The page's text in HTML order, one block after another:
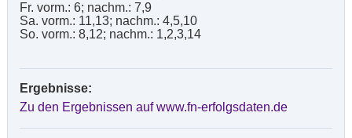
Fr. vorm.: 6; nachm.: 7,9
Sa. vorm.: 11,13; nachm.: 4,5,10
So. vorm.: 8,12; nachm.: 1,2,3,14
Ergebnisse:
Zu den Ergebnissen auf www.fn-erfolgsdaten.de